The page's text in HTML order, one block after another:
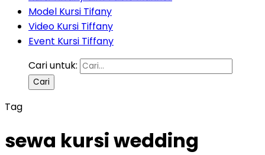
Model Kursi Tifany
Video Kursi Tiffany
Event Kursi Tiffany
Cari untuk:
Tag
sewa kursi wedding